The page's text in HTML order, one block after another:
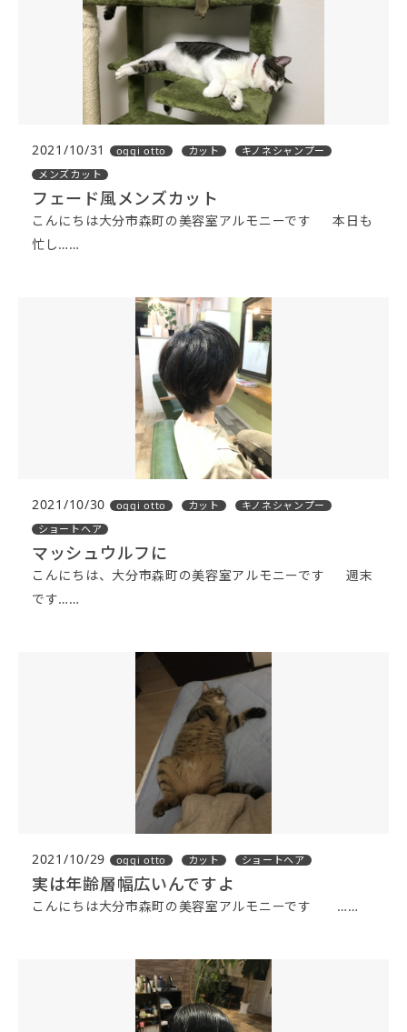
2021/10/31 oggi otto カット
キノネシャンプー
メンズカット
フェード風メンズカット
こんにちは大分市森町の美容室アルモニーです 本日も
忙し……
2021/10/30 oggi otto カット
キノネシャンプー
ショートヘア
マッシュウルフに
こんにちは、大分市森町の美容室アルモニーです 週末
です……
2021/10/29 oggi otto カット ショートヘア
実は年齢層幅広いんですよ
こんにちは大分市森町の美容室アルモニーです ……